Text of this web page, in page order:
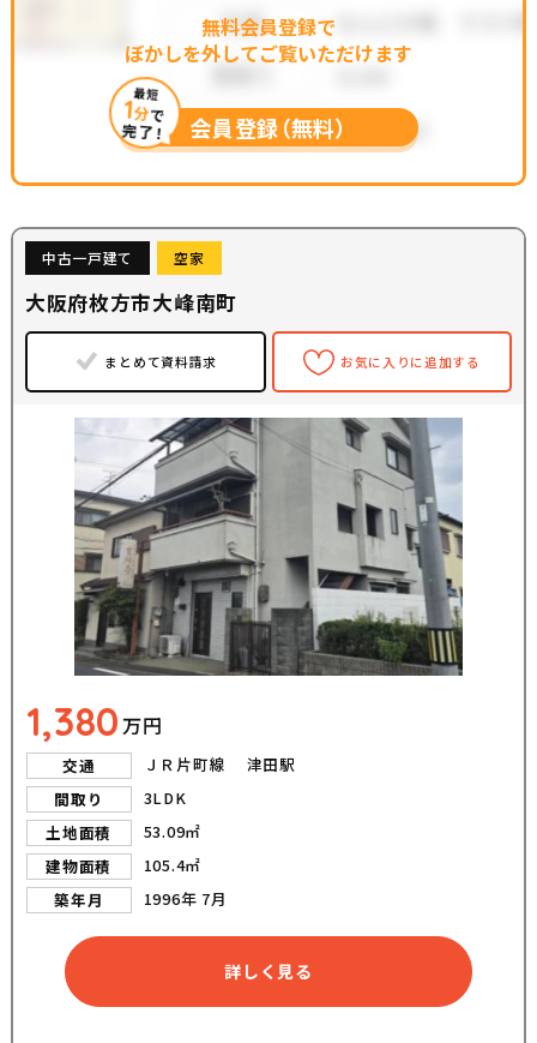
無料会員登録で
ぼかしを外してご覧いただけます
最短
1分で
完了！ 会員登録（無料）
中古一戸建て 空家
大阪府枚方市大峰南町
まとめて資料請求 お気に入りに追加する
1,380万円
交通
ＪＲ片町線 津田駅
間取り
3LDK
土地面積
53.09㎡
建物面積
105.4㎡
築年月
1996年 7月
詳しく見る